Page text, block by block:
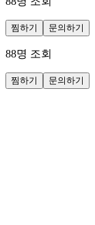
찜하기 문의하기
88명 조회
찜하기 문의하기